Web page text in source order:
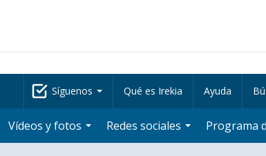
Síguenos Qué es Irekia Ayuda
Vídeos y fotos Redes sociales Programa